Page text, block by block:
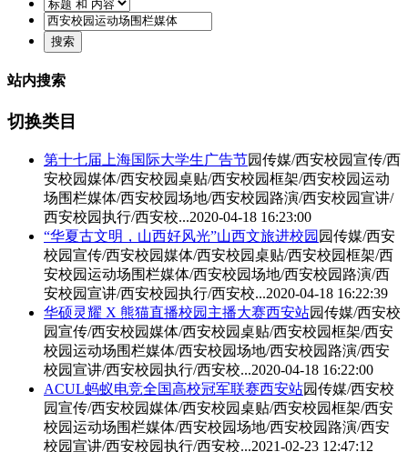
站内搜索
切换类目
第十七届上海国际大学生广告节园传媒/西安校园宣传/西
安校园媒体/西安校园桌贴/西安校园框架/西安校园运动
场围栏媒体/西安校园场地/西安校园路演/西安校园宣讲/
西安校园执行/西安校...2020-04-18 16:23:00
“华夏古文明，山西好风光”山西文旅进校园 园传媒/西安
校园宣传/西安校园媒体/西安校园桌贴/西安校园框架/西
安校园运动场围栏媒体/西安校园场地/西安校园路演/西
安校园宣讲/西安校园执行/西安校...2020-04-18 16:22:39
华硕灵耀 X 熊猫直播校园主播大赛西安站园传媒/西安校
园宣传/西安校园媒体/西安校园桌贴/西安校园框架/西安
校园运动场围栏媒体/西安校园场地/西安校园路演/西安
校园宣讲/西安校园执行/西安校...2020-04-18 16:22:00
ACUL蚂蚁电竞全国高校冠军联赛西安站园传媒/西安校
园宣传/西安校园媒体/西安校园桌贴/西安校园框架/西安
校园运动场围栏媒体/西安校园场地/西安校园路演/西安
校园宣讲/西安校园执行/西安校...2021-02-23 12:47:12